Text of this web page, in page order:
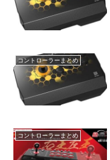
コントローラーまとめ
コントローラーまとめ